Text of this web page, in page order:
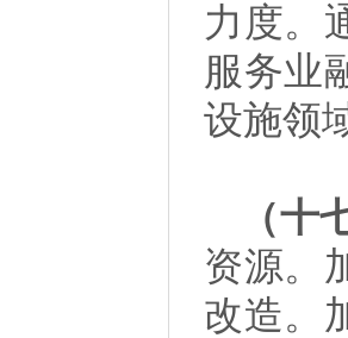
力度。
服务业
设施领
（
资源。
改造。